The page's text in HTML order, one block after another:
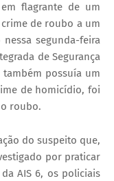
flagrante de um
de roubo a um
segunda-feira
de Segurança
também possuía um
de homicídio, foi
roubo.
do suspeito que,
por praticar
AIS 6, os policiais